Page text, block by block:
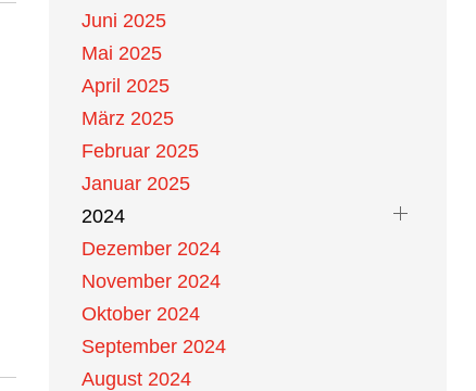
Juni 2025
Mai 2025
April 2025
März 2025
Februar 2025
Januar 2025
2024
Dezember 2024
November 2024
Oktober 2024
September 2024
August 2024